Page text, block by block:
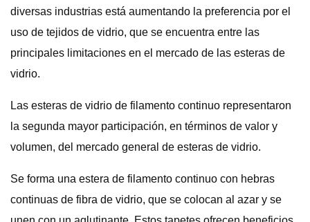
diversas industrias está aumentando la preferencia por el
uso de tejidos de vidrio, que se encuentra entre las
principales limitaciones en el mercado de las esteras de
vidrio.
Las esteras de vidrio de filamento continuo representaron
la segunda mayor participación, en términos de valor y
volumen, del mercado general de esteras de vidrio.
Se forma una estera de filamento continuo con hebras
continuas de fibra de vidrio, que se colocan al azar y se